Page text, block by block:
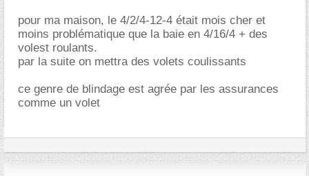
pour ma maison, le 4/2/4-12-4 était mois cher et
moins problématique que la baie en 4/16/4 + des
volest roulants.
par la suite on mettra des volets coulissants
ce genre de blindage est agrée par les assurances
comme un volet